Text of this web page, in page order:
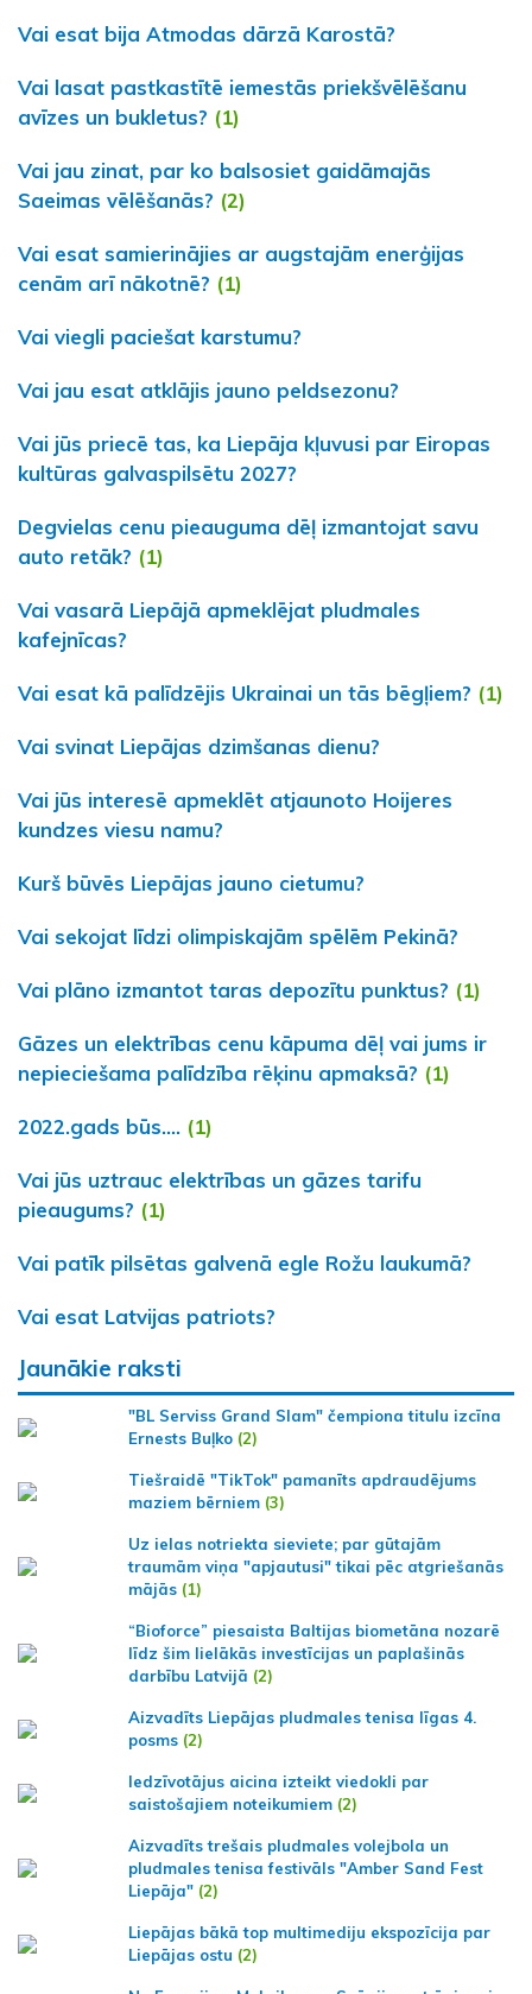
Vai esat bija Atmodas dārzā Karostā?
Vai lasat pastkastītē iemestās priekšvēlēšanu
avīzes un bukletus? (1)
Vai jau zinat, par ko balsosiet gaidāmajās
Saeimas vēlēšanās? (2)
Vai esat samierinājies ar augstajām enerģijas
cenām arī nākotnē? (1)
Vai viegli paciešat karstumu?
Vai jau esat atklājis jauno peldsezonu?
Vai jūs priecē tas, ka Liepāja kļuvusi par Eiropas
kultūras galvaspilsētu 2027?
Degvielas cenu pieauguma dēļ izmantojat savu
auto retāk? (1)
Vai vasarā Liepājā apmeklējat pludmales
kafejnīcas?
Vai esat kā palīdzējis Ukrainai un tās bēgļiem? (1)
Vai svinat Liepājas dzimšanas dienu?
Vai jūs interesē apmeklēt atjaunoto Hoijeres
kundzes viesu namu?
Kurš būvēs Liepājas jauno cietumu?
Vai sekojat līdzi olimpiskajām spēlēm Pekinā?
Vai plāno izmantot taras depozītu punktus? (1)
Gāzes un elektrības cenu kāpuma dēļ vai jums ir
nepieciešama palīdzība rēķinu apmaksā? (1)
2022.gads būs.... (1)
Vai jūs uztrauc elektrības un gāzes tarifu
pieaugums? (1)
Vai patīk pilsētas galvenā egle Rožu laukumā?
Vai esat Latvijas patriots?
Jaunākie raksti
"BL Serviss Grand Slam" čempiona titulu izcīna
Ernests Buļko (2)
Tiešraidē "TikTok" pamanīts apdraudējums
maziem bērniem (3)
Uz ielas notriekta sieviete; par gūtajām
traumām viņa "apjautusi" tikai pēc atgriešanās
mājās (1)
“Bioforce” piesaista Baltijas biometāna nozarē
līdz šim lielākās investīcijas un paplašinās
darbību Latvijā (2)
Aizvadīts Liepājas pludmales tenisa līgas 4.
posms (2)
Iedzīvotājus aicina izteikt viedokli par
saistošajiem noteikumiem (2)
Aizvadīts trešais pludmales volejbola un
pludmales tenisa festivāls "Amber Sand Fest
Liepāja" (2)
Liepājas bākā top multimediju ekspozīcija par
Liepājas ostu (2)